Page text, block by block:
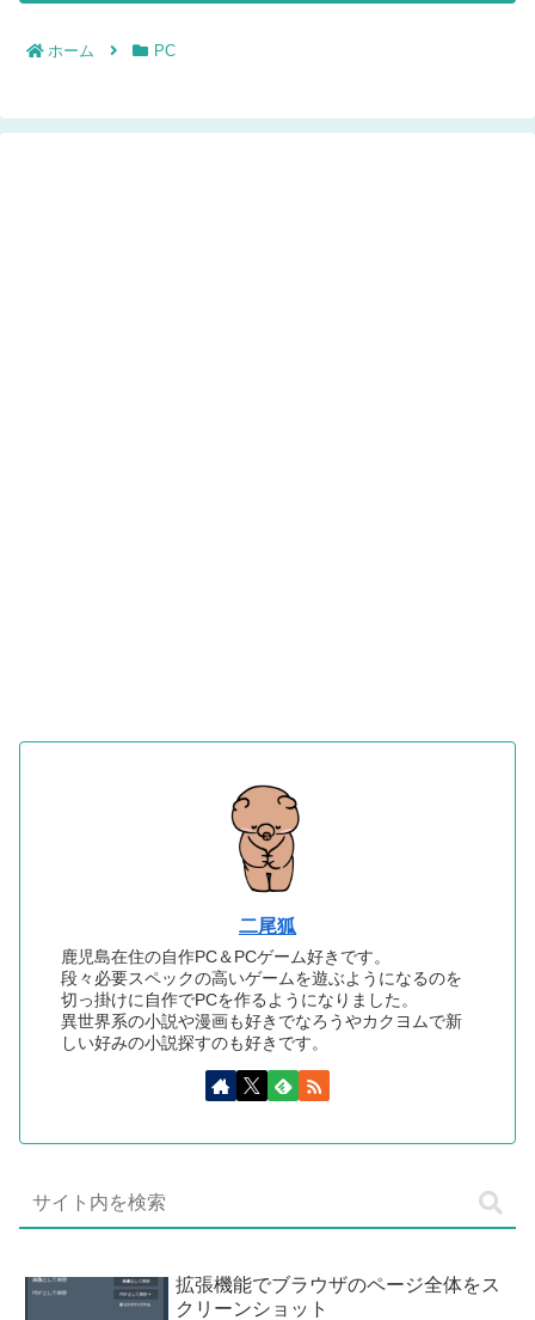
ホーム PC
二尾狐
鹿児島在住の自作PC＆PCゲーム好きです。
段々必要スペックの高いゲームを遊ぶようになるのを
切っ掛けに自作でPCを作るようになりました。
異世界系の小説や漫画も好きでなろうやカクヨムで新
しい好みの小説探すのも好きです。
拡張機能でブラウザのページ全体をス
クリーンショット